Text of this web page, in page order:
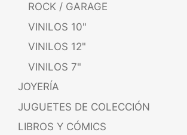
ROCK / GARAGE
VINILOS 10"
VINILOS 12"
VINILOS 7"
JOYERÍA
JUGUETES DE COLECCIÓN
LIBROS Y CÓMICS